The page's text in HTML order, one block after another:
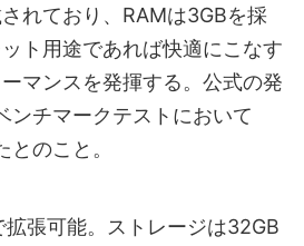
れており、RAMは3GBを採
ト用途であれば快適にこなす
マンスを発揮する。公式の発
ンチマークテストにおいて
のこと。
張可能。ストレージは32GB